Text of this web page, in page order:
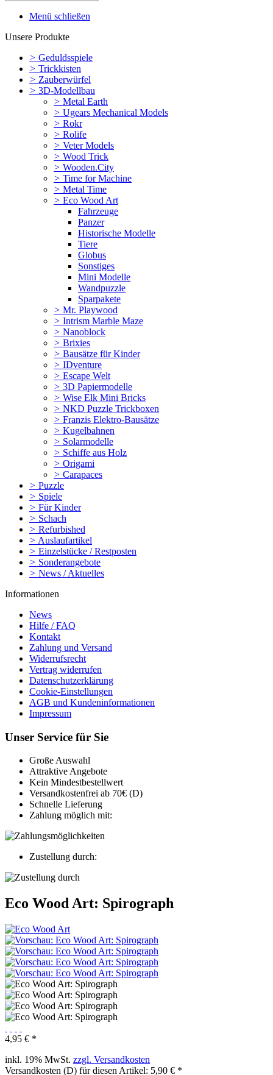
Menü schließen
Unsere Produkte
> Geduldsspiele
> Trickkisten
> Zauberwürfel
> 3D-Modellbau
> Metal Earth
> Ugears Mechanical Models
> Rokr
> Rolife
> Veter Models
> Wood Trick
> Wooden.City
> Time for Machine
> Metal Time
> Eco Wood Art
Fahrzeuge
Panzer
Historische Modelle
Tiere
Globus
Sonstiges
Mini Modelle
Wandpuzzle
Sparpakete
> Mr. Playwood
> Intrism Marble Maze
> Nanoblock
> Brixies
> Bausätze für Kinder
> IDventure
> Escape Welt
> 3D Papiermodelle
> Wise Elk Mini Bricks
> NKD Puzzle Trickboxen
> Franzis Elektro-Bausätze
> Kugelbahnen
> Solarmodelle
> Schiffe aus Holz
> Origami
> Carapaces
> Puzzle
> Spiele
> Für Kinder
> Schach
> Refurbished
> Auslaufartikel
> Einzelstücke / Restposten
> Sonderangebote
> News / Aktuelles
Informationen
News
Hilfe / FAQ
Kontakt
Zahlung und Versand
Widerrufsrecht
Vertrag widerrufen
Datenschutzerklärung
Cookie-Einstellungen
AGB und Kundeninformationen
Impressum
Unser Service für Sie
Große Auswahl
Attraktive Angebote
Kein Mindestbestellwert
Versandkostenfrei ab 70€ (D)
Schnelle Lieferung
Zahlung möglich mit:
Zustellung durch:
Eco Wood Art: Spirograph
4,95 € *
inkl. 19% MwSt. zzgl. Versandkosten
Versandkosten (D) für diesen Artikel: 5,90 € *